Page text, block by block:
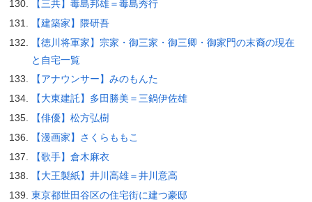
【三共】毒島邦雄＝毒島秀行
【建築家】隈研吾
【徳川将軍家】宗家・御三家・御三卿・御家門の末裔の現在
と自宅一覧
【アナウンサー】みのもんた
【大東建託】多田勝美＝三鍋伊佐雄
【俳優】松方弘樹
【漫画家】さくらももこ
【歌手】倉木麻衣
【大王製紙】井川高雄＝井川意高
東京都世田谷区の住宅街に建つ豪邸